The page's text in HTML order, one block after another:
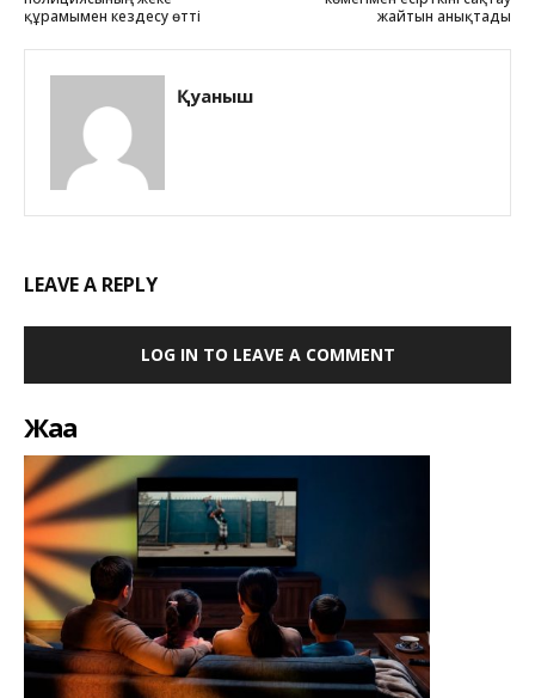
құрамымен кездесу өтті
жайтын анықтады
Қуаныш
LEAVE A REPLY
LOG IN TO LEAVE A COMMENT
Жаңа